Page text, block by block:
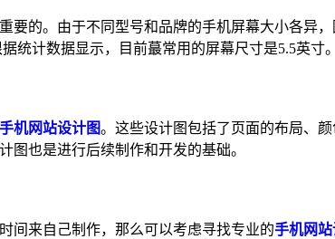
要的。由于不同型号和品牌的手机屏幕大小各异
统计数据显示，目前蕞常用的屏幕尺寸是5.5英寸。
手机网站设计图。这些设计图包括了页面的布局、
图也是进行后续制作和开发的基础。
间来自己制作，那么可以考虑寻找专业的手机网